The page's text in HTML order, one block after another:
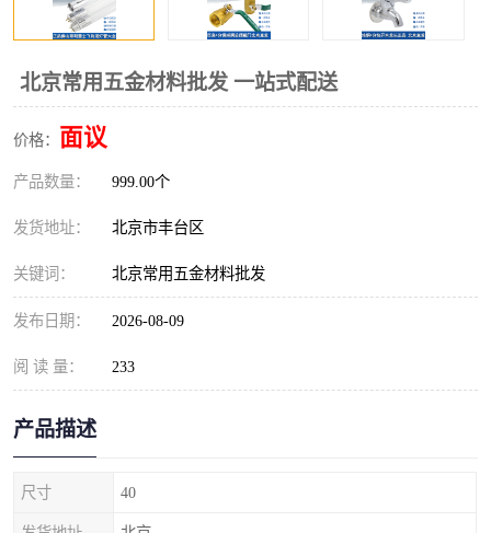
北京常用五金材料批发 一站式配送
价格： 面议
产品数量： 999.00个
发货地址： 北京市丰台区
关键词： 北京常用五金材料批发
发布日期： 2026-08-09
阅 读 量： 233
产品描述
尺寸 40